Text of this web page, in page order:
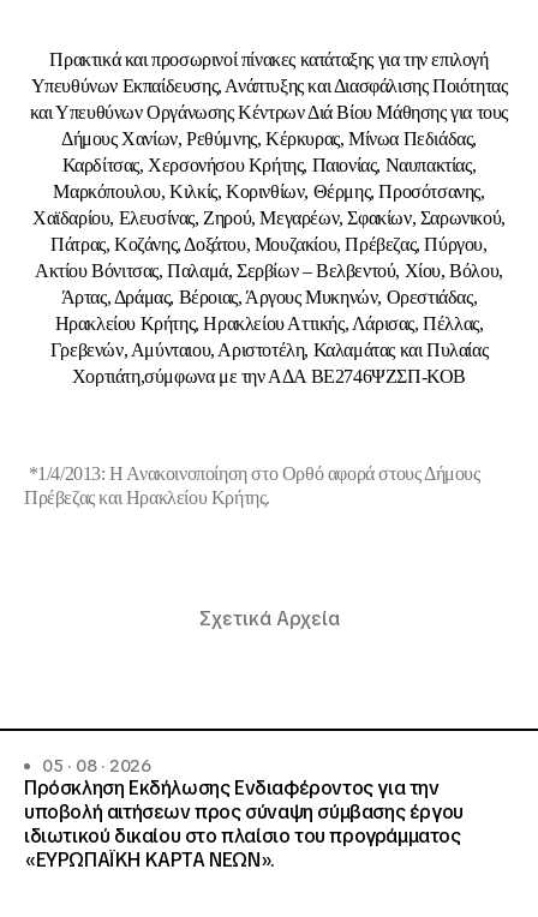
Πρακτικά και προσωρινοί πίνακες κατάταξης για την επιλογή
Υπευθύνων Εκπαίδευσης, Ανάπτυξης και Διασφάλισης Ποιότητας
και Υπευθύνων Οργάνωσης Κέντρων Διά Βίου Μάθησης για τους
Δήμους Χανίων, Ρεθύμνης, Κέρκυρας, Μίνωα Πεδιάδας,
Καρδίτσας, Χερσονήσου Κρήτης, Παιονίας, Ναυπακτίας,
Μαρκόπουλου, Κιλκίς, Κορινθίων, Θέρμης, Προσότσανης,
Χαϊδαρίου, Ελευσίνας, Ζηρού, Μεγαρέων, Σφακίων, Σαρωνικού,
Πάτρας, Κοζάνης, Δοξάτου, Μουζακίου, Πρέβεζας, Πύργου,
Ακτίου Βόνιτσας, Παλαμά, Σερβίων – Βελβεντού, Χίου, Βόλου,
Άρτας, Δράμας, Βέροιας, Άργους Μυκηνών, Ορεστιάδας,
Ηρακλείου Κρήτης, Ηρακλείου Αττικής, Λάρισας, Πέλλας,
Γρεβενών, Αμύνταιου, Αριστοτέλη, Καλαμάτας και Πυλαίας
Χορτιάτη,σύμφωνα με την ΑΔΑ ΒΕ2746ΨΖΣΠ-ΚΟΒ
*1/4/2013: Η Ανακοινοποίηση στο Ορθό αφορά στους Δήμους
Πρέβεζας και Ηρακλείου Κρήτης.
Σχετικά Αρχεία
05 · 08 · 2026
Πρόσκληση Εκδήλωσης Ενδιαφέροντος για την
υποβολή αιτήσεων προς σύναψη σύμβασης έργου
ιδιωτικού δικαίου στο πλαίσιο του προγράμματος
«ΕΥΡΩΠΑΪΚΗ ΚΑΡΤΑ ΝΕΩΝ».